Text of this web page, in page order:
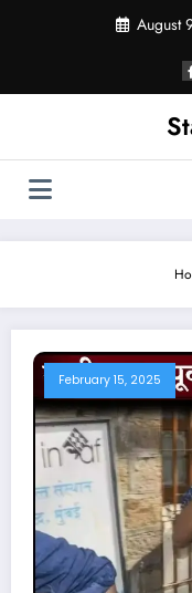
August
February 15, 2025